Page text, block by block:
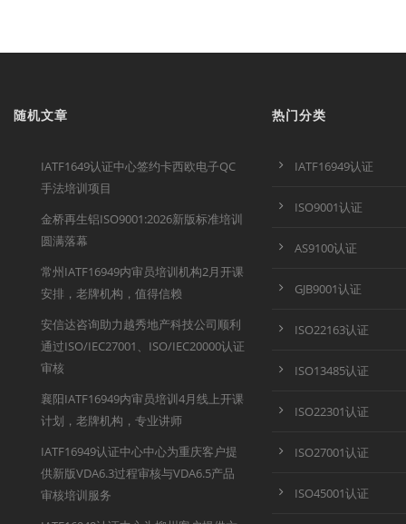
随机文章
IATF1649认证中心签约卡西欧电子QC
手法培训项目
金桥再生铝ISO9001:2026新版标准培训
圆满落幕
常州IATF16949内审员培训机构2月开课
安排，老牌机构，值得信赖
安信达咨询助力越秀地产科技公司顺利
通过ISO/IEC27001、ISO/IEC20000认证
审核
襄阳IATF16949内审员培训4月线上开课
计划，老牌机构，专业讲师
IATF16949认证中心中心为重庆客户提
供新版VDA6.3过程审核与VDA6.5产品
审核培训服务
热门分类
IATF16949认证
ISO9001认证
AS9100认证
GJB9001认证
ISO22163认证
ISO13485认证
ISO22301认证
ISO27001认证
ISO45001认证